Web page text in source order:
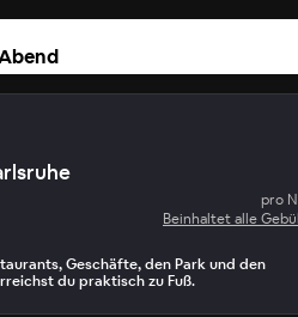
pro
Beinhaltet alle
Geschäfte, den Park und den
du praktisch zu Fuß.